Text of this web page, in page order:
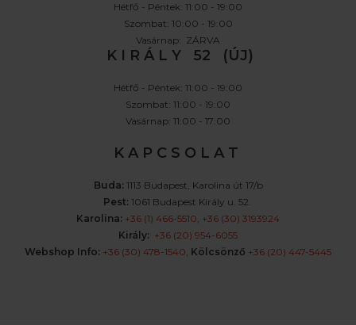
Hétfő - Péntek: 11:00 - 19:00
Szombat: 10:00 - 19:00
Vasárnap: ZÁRVA
K I R Á L Y 52 (ÚJ)
Hétfő - Péntek: 11:00 - 19:00
Szombat: 11:00 - 19:00
Vasárnap: 11:00 - 17:00
K A P C S O L A T
Buda: 1113 Budapest, Karolina út 17/b
Pest: 1061 Budapest Király u. 52.
Karolina: +36 (1) 466-5510, +36 (30) 3193924
Király: +36 (20) 954-6055
Webshop Info: +36 (30) 478-1540, Kölcsönző +36 (20) 447-5445